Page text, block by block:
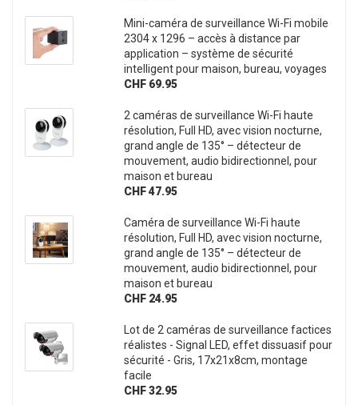
Mini-caméra de surveillance Wi-Fi mobile
2304 x 1296 – accès à distance par
application – système de sécurité
intelligent pour maison, bureau, voyages
CHF 69.95
2 caméras de surveillance Wi-Fi haute
résolution, Full HD, avec vision nocturne,
grand angle de 135° – détecteur de
mouvement, audio bidirectionnel, pour
maison et bureau
CHF 47.95
Caméra de surveillance Wi-Fi haute
résolution, Full HD, avec vision nocturne,
grand angle de 135° – détecteur de
mouvement, audio bidirectionnel, pour
maison et bureau
CHF 24.95
Lot de 2 caméras de surveillance factices
réalistes - Signal LED, effet dissuasif pour
sécurité - Gris, 17x21x8cm, montage
facile
CHF 32.95